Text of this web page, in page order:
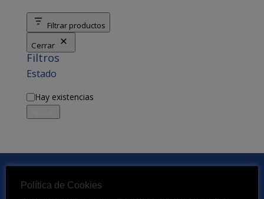
Filtrar productos
Cerrar
Filtros
Estado
Disponibilidad
Hay existencias
Política de Cookies